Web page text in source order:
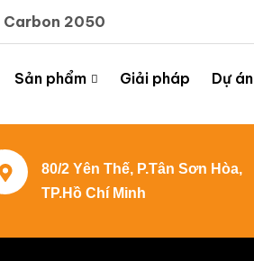
Carbon 2050
Sản phẩm Giải pháp Dự án
80/2 Yên Thế, P.Tân Sơn Hòa,
TP.Hồ Chí Minh